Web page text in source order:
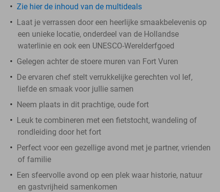
Zie hier de inhoud van de multideals
Laat je verrassen door een heerlijke smaakbelevenis op
een unieke locatie, onderdeel van de Hollandse
waterlinie en ook een UNESCO-Werelderfgoed
Gelegen achter de stoere muren van Fort Vuren
De ervaren chef stelt verrukkelijke gerechten vol lef,
liefde en smaak voor jullie samen
Neem plaats in dit prachtige, oude fort
Leuk te combineren met een fietstocht, wandeling of
rondleiding door het fort
Perfect voor een gezellige avond met je partner, vrienden
of familie
Een sfeervolle avond op een plek waar historie, natuur
en gastvrijheid samenkomen